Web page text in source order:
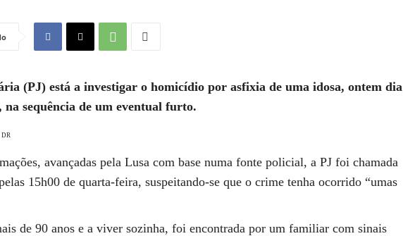
(PJ) está a investigar o homicídio por asfixia de uma idosa, ontem dia
na sequência de um eventual furto.
DR
avançadas pela Lusa com base numa fonte policial, a PJ foi chamada
15h00 de quarta-feira, suspeitando-se que o crime tenha ocorrido “umas
de 90 anos e a viver sozinha, foi encontrada por um familiar com sinais